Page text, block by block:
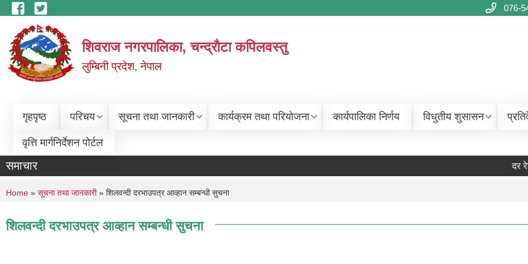
Skip to main content 076-
शिवराज नगरपालिका, चन्द्राैटा कपिलवस्तु
लुम्बिनी प्रदेश, नेपाल
गृहपृष्ठ परिचय सूचना तथा जानकारी कार्यक्रम तथा परियोजना कार्यपालिका निर्णय विधुतीय शुसासन
वृत्ति मार्गनिर्देशन पोर्टल
समाचार दर
You are here
Home » सूचना तथा जानकारी» शिलवन्दी दरभाउपत्र आव्हान सम्बन्धी सुचना
शिलवन्दी दरभाउपत्र आव्हान सम्बन्धी सुचना